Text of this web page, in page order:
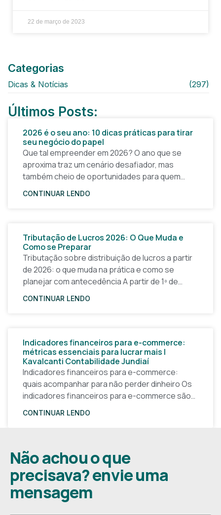
22 de março de 2023
Categorias
Dicas & Notícias (297)
Últimos Posts:
2026 é o seu ano: 10 dicas práticas para tirar
seu negócio do papel
Que tal empreender em 2026? O ano que se
aproxima traz um cenário desafiador, mas
também cheio de oportunidades para quem
quer tirar uma ideia do papel e construir um
CONTINUAR LENDO
Tributação de Lucros 2026: O Que Muda e
Como se Preparar
Tributação sobre distribuição de lucros a partir
de 2026: o que muda na prática e como se
planejar com antecedência A partir de 1º de
janeiro de 2026, a forma
CONTINUAR LENDO
Indicadores financeiros para e-commerce:
métricas essenciais para lucrar mais |
Kavalcanti Contabilidade Jundiaí
Indicadores financeiros para e-commerce:
quais acompanhar para não perder dinheiro Os
indicadores financeiros para e-commerce são a
base de qualquer decisão inteligente em uma
CONTINUAR LENDO
Não achou o que
precisava? envie uma
mensagem